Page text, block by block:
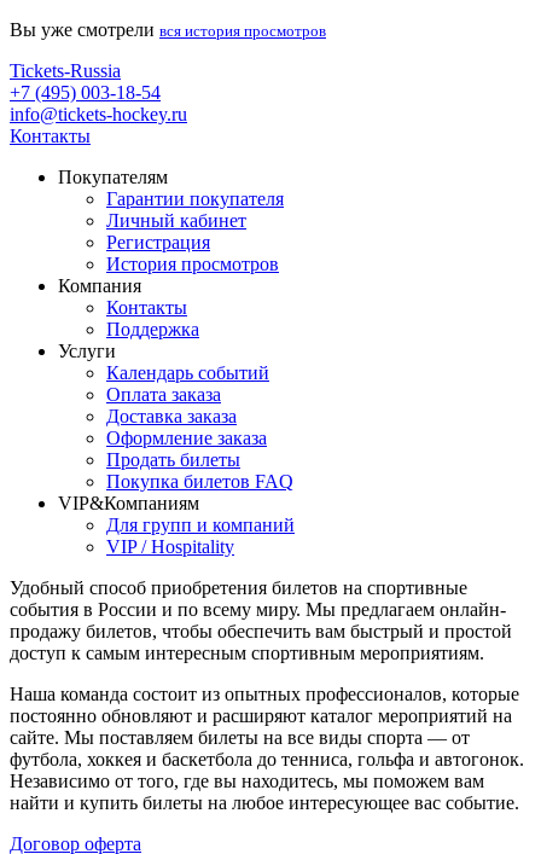
Вы уже смотрели вся история просмотров
Tickets-Russia
+7 (495) 003-18-54
info@tickets-hockey.ru
Контакты
Покупателям
Гарантии покупателя
Личный кабинет
Регистрация
История просмотров
Компания
Контакты
Поддержка
Услуги
Календарь событий
Оплата заказа
Доставка заказа
Оформление заказа
Продать билеты
Покупка билетов FAQ
VIP&Компаниям
Для групп и компаний
VIP / Hospitality
Удобный способ приобретения билетов на спортивные
события в России и по всему миру. Мы предлагаем онлайн-
продажу билетов, чтобы обеспечить вам быстрый и простой
доступ к самым интересным спортивным мероприятиям.
Наша команда состоит из опытных профессионалов, которые
постоянно обновляют и расширяют каталог мероприятий на
сайте. Мы поставляем билеты на все виды спорта — от
футбола, хоккея и баскетбола до тенниса, гольфа и автогонок.
Независимо от того, где вы находитесь, мы поможем вам
найти и купить билеты на любое интересующее вас событие.
Договор оферта